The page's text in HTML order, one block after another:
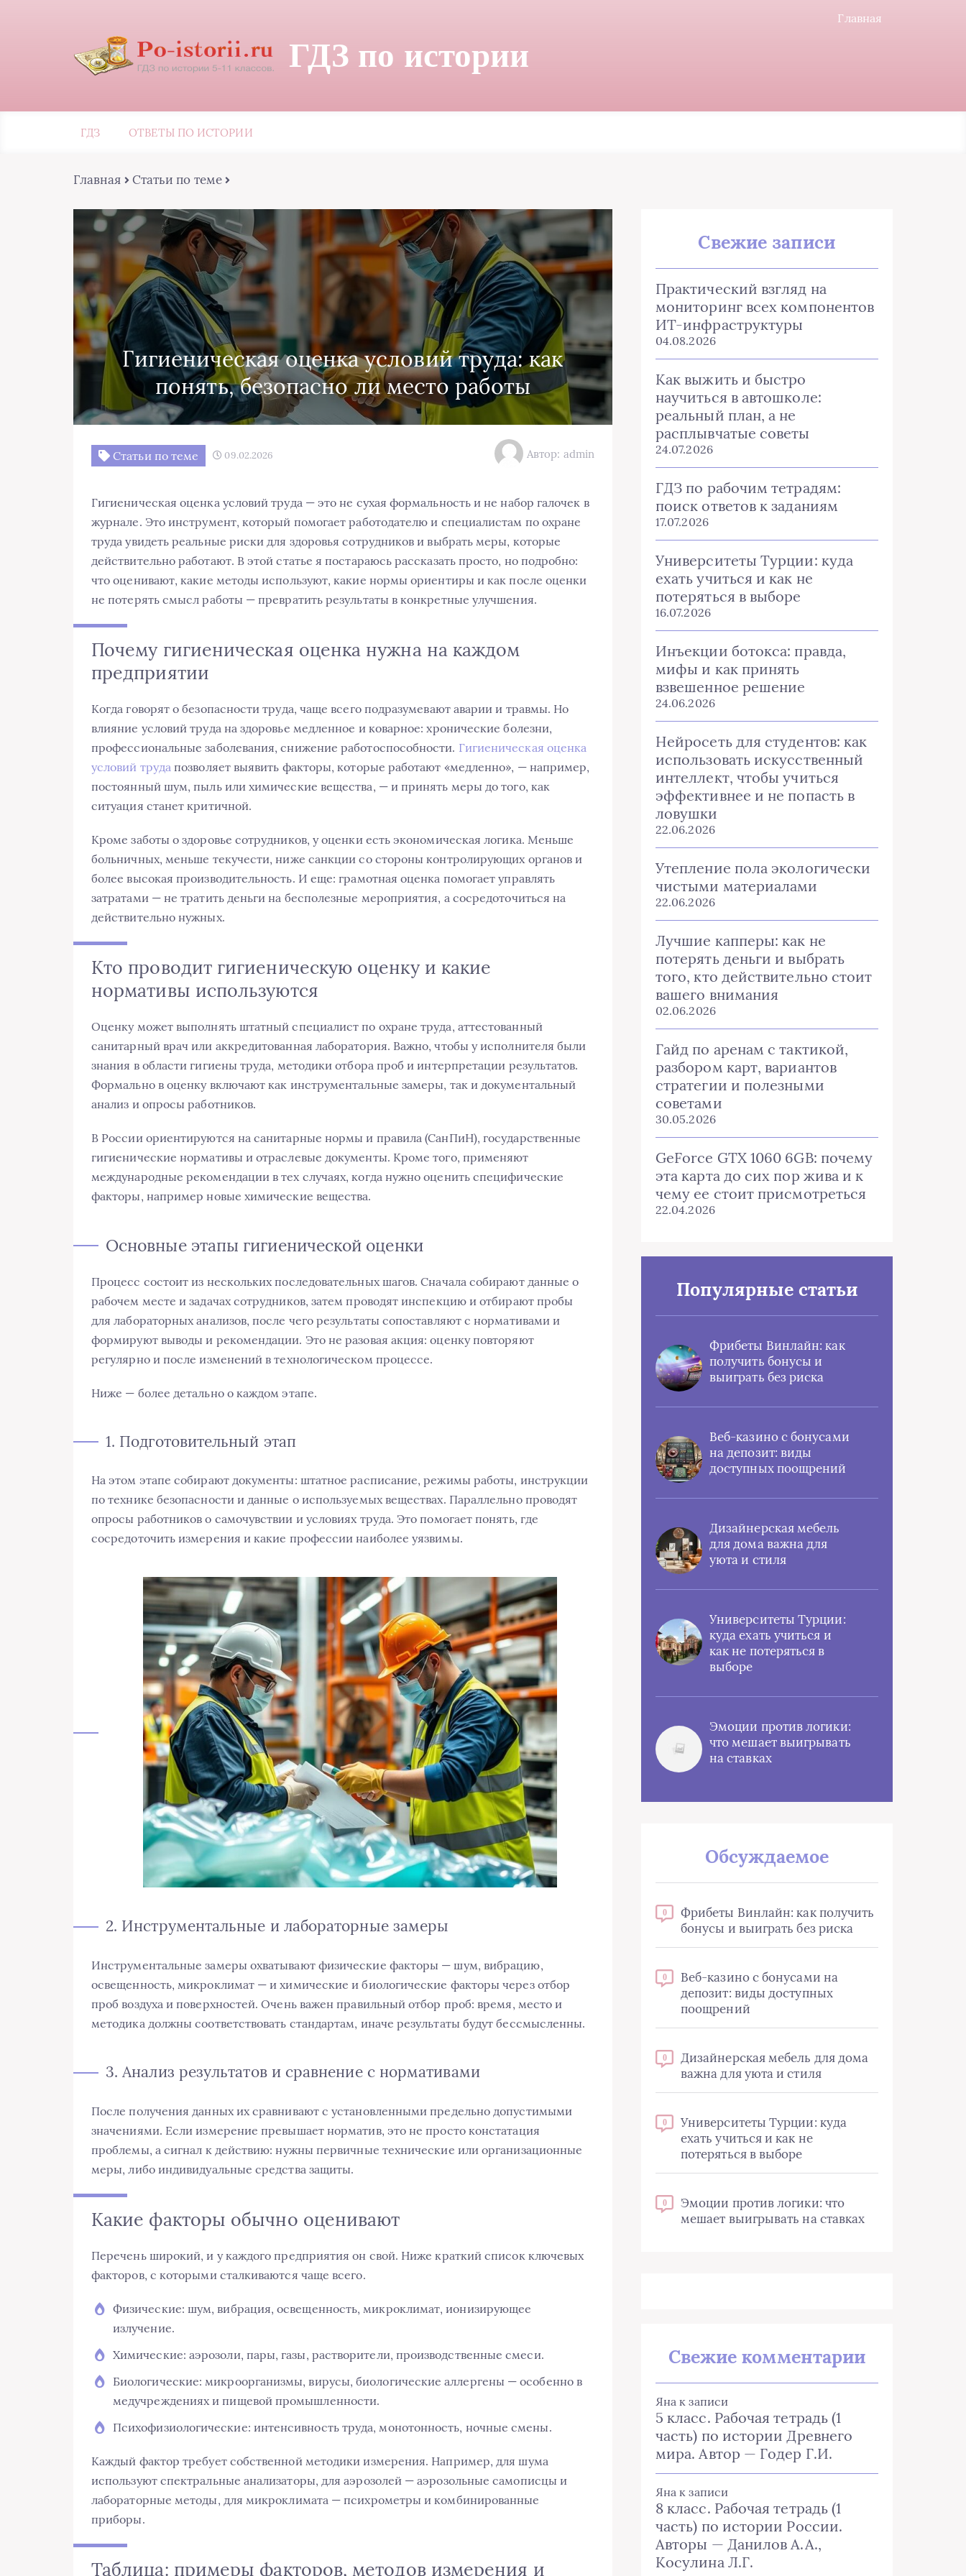
Главная
ГДЗ по истории
ГДЗ ОТВЕТЫ ПО ИСТОРИИ
Главная Статьи по теме
Гигиеническая оценка условий труда: как
понять, безопасно ли место работы
Статьи по теме 09.02.2026 Автор: admin
Гигиеническая оценка условий труда — это не сухая формальность и не набор галочек в
журнале. Это инструмент, который помогает работодателю и специалистам по охране
труда увидеть реальные риски для здоровья сотрудников и выбрать меры, которые
действительно работают. В этой статье я постараюсь рассказать просто, но подробно:
что оценивают, какие методы используют, какие нормы ориентиры и как после оценки
не потерять смысл работы — превратить результаты в конкретные улучшения.
Почему гигиеническая оценка нужна на каждом
предприятии
Когда говорят о безопасности труда, чаще всего подразумевают аварии и травмы. Но
влияние условий труда на здоровье медленное и коварное: хронические болезни,
профессиональные заболевания, снижение работоспособности. Гигиеническая оценка
условий труда позволяет выявить факторы, которые работают «медленно», — например,
постоянный шум, пыль или химические вещества, — и принять меры до того, как
ситуация станет критичной.
Кроме заботы о здоровье сотрудников, у оценки есть экономическая логика. Меньше
больничных, меньше текучести, ниже санкции со стороны контролирующих органов и
более высокая производительность. И еще: грамотная оценка помогает управлять
затратами — не тратить деньги на бесполезные мероприятия, а сосредоточиться на
действительно нужных.
Кто проводит гигиеническую оценку и какие
нормативы используются
Оценку может выполнять штатный специалист по охране труда, аттестованный
санитарный врач или аккредитованная лаборатория. Важно, чтобы у исполнителя были
знания в области гигиены труда, методики отбора проб и интерпретации результатов.
Формально в оценку включают как инструментальные замеры, так и документальный
анализ и опросы работников.
В России ориентируются на санитарные нормы и правила (СанПиН), государственные
гигиенические нормативы и отраслевые документы. Кроме того, применяют
международные рекомендации в тех случаях, когда нужно оценить специфические
факторы, например новые химические вещества.
Основные этапы гигиенической оценки
Процесс состоит из нескольких последовательных шагов. Сначала собирают данные о
рабочем месте и задачах сотрудников, затем проводят инспекцию и отбирают пробы
для лабораторных анализов, после чего результаты сопоставляют с нормативами и
формируют выводы и рекомендации. Это не разовая акция: оценку повторяют
регулярно и после изменений в технологическом процессе.
Ниже — более детально о каждом этапе.
1. Подготовительный этап
На этом этапе собирают документы: штатное расписание, режимы работы, инструкции
по технике безопасности и данные о используемых веществах. Параллельно проводят
опросы работников о самочувствии и условиях труда. Это помогает понять, где
сосредоточить измерения и какие профессии наиболее уязвимы.
2. Инструментальные и лабораторные замеры
Инструментальные замеры охватывают физические факторы — шум, вибрацию,
освещенность, микроклимат — и химические и биологические факторы через отбор
проб воздуха и поверхностей. Очень важен правильный отбор проб: время, место и
методика должны соответствовать стандартам, иначе результаты будут бессмысленны.
3. Анализ результатов и сравнение с нормативами
После получения данных их сравнивают с установленными предельно допустимыми
значениями. Если измерение превышает норматив, это не просто констатация
проблемы, а сигнал к действию: нужны первичные технические или организационные
меры, либо индивидуальные средства защиты.
Какие факторы обычно оценивают
Перечень широкий, и у каждого предприятия он свой. Ниже краткий список ключевых
факторов, с которыми сталкиваются чаще всего.
Физические: шум, вибрация, освещенность, микроклимат, ионизирующее
излучение.
Химические: аэрозоли, пары, газы, растворители, производственные смеси.
Биологические: микроорганизмы, вирусы, биологические аллергены — особенно в
медучреждениях и пищевой промышленности.
Психофизиологические: интенсивность труда, монотонность, ночные смены.
Каждый фактор требует собственной методики измерения. Например, для шума
используют спектральные анализаторы, для аэрозолей — аэрозольные самописцы и
лабораторные методы, для микроклимата — психрометры и комбинированные
приборы.
Таблица: примеры факторов, методов измерения и
Свежие записи
Практический взгляд на
мониторинг всех компонентов
ИТ-инфраструктуры
04.08.2026
Как выжить и быстро
научиться в автошколе:
реальный план, а не
расплывчатые советы
24.07.2026
ГДЗ по рабочим тетрадям:
поиск ответов к заданиям
17.07.2026
Университеты Турции: куда
ехать учиться и как не
потеряться в выборе
16.07.2026
Инъекции ботокса: правда,
мифы и как принять
взвешенное решение
24.06.2026
Нейросеть для студентов: как
использовать искусственный
интеллект, чтобы учиться
эффективнее и не попасть в
ловушки
22.06.2026
Утепление пола экологически
чистыми материалами
22.06.2026
Лучшие капперы: как не
потерять деньги и выбрать
того, кто действительно стоит
вашего внимания
02.06.2026
Гайд по аренам с тактикой,
разбором карт, вариантов
стратегии и полезными
советами
30.05.2026
GeForce GTX 1060 6GB: почему
эта карта до сих пор жива и к
чему ее стоит присмотреться
22.04.2026
Популярные статьи
Фрибеты Винлайн: как
получить бонусы и
выиграть без риска
Веб-казино с бонусами
на депозит: виды
доступных поощрений
Дизайнерская мебель
для дома важна для
уюта и стиля
Университеты Турции:
куда ехать учиться и
как не потеряться в
выборе
Эмоции против логики:
что мешает выигрывать
на ставках
Обсуждаемое
0
Фрибеты Винлайн: как получить
бонусы и выиграть без риска
0
Веб-казино с бонусами на
депозит: виды доступных
поощрений
0
Дизайнерская мебель для дома
важна для уюта и стиля
0
Университеты Турции: куда
ехать учиться и как не
потеряться в выборе
0
Эмоции против логики: что
мешает выигрывать на ставках
Свежие комментарии
Яна к записи
5 класс. Рабочая тетрадь (1
часть) по истории Древнего
мира. Автор — Годер Г.И.
Яна к записи
8 класс. Рабочая тетрадь (1
часть) по истории России.
Авторы — Данилов А.А.,
Косулина Л.Г.